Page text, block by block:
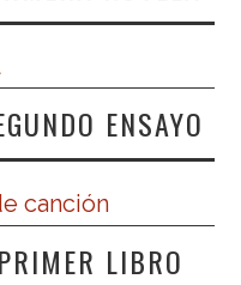
ENSAYO
LIBRO